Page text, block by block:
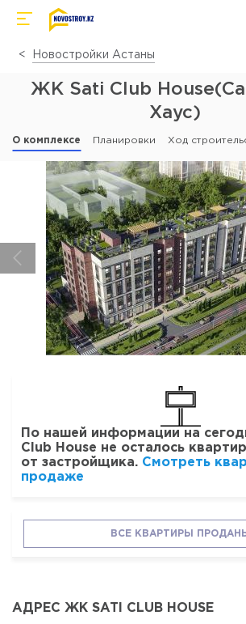
Новостройки Астаны
ЖК Sati Club
Хаус)
О комплексе Планировки Ход
По нашей информации на
Club House не осталось
от застройщика. Смотреть
продаже
ВСЕ КВАРТИРЫ
АДРЕС ЖК SATI CLUB HOUSE